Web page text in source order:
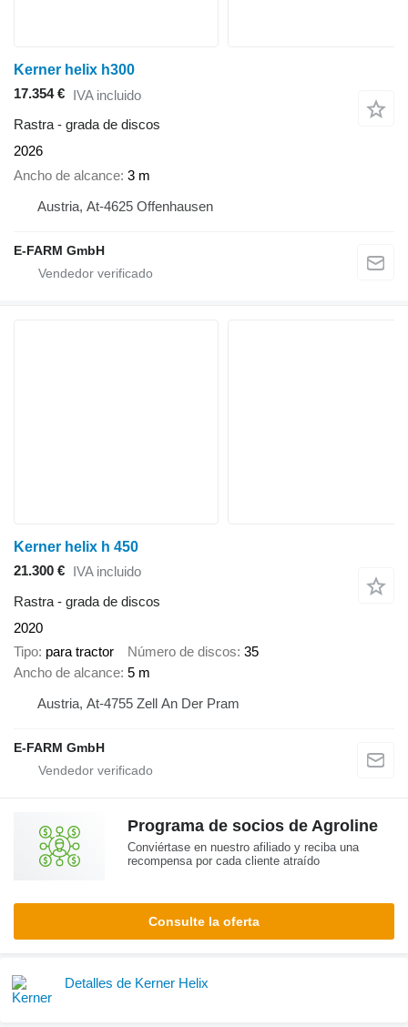
Kerner helix h300
17.354 € IVA incluido
Rastra - grada de discos
2026
Ancho de alcance 3 m
Austria, At-4625 Offenhausen
E-FARM GmbH
Kerner helix h 450
21.300 € IVA incluido
Rastra - grada de discos
2020
Tipo para tractor Número de discos 35
Ancho de alcance 5 m
Austria, At-4755 Zell An Der Pram
E-FARM GmbH
Programa de socios de Agroline
Conviértase en nuestro afiliado y reciba una
recompensa por cada cliente atraído
Consulte la oferta
Detalles de Kerner Helix